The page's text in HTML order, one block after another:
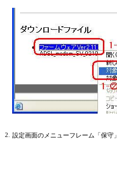
2. 設定画面のメニューフレーム「保守